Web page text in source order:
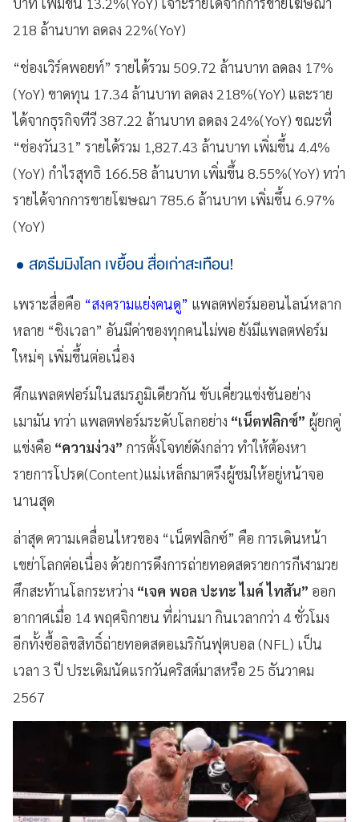
218 ล้านบาท ลดลง 22%(YoY)
“ช่องเวิร์คพอยท์” รายได้รวม 509.72 ล้านบาท ลดลง 17%
(YoY) ขาดทุน 17.34 ล้านบาท ลดลง 218%(YoY) และราย
ได้จากธุรกิจทีวี 387.22 ล้านบาท ลดลง 24%(YoY) ขณะที่
“ช่องวัน31” รายได้รวม 1,827.43 ล้านบาท เพิ่มขึ้น 4.4%
(YoY) กำไรสุทธิ 166.58 ล้านบาท เพิ่มขึ้น 8.55%(YoY) ทว่า
รายได้จากการขายโฆษณา 785.6 ล้านบาท เพิ่มขึ้น 6.97%
(YoY)
สตรีมมิงโลก เขยื้อน สื่อเก่าสะเทือน!
เพราะสื่อคือ “สงครามแย่งคนดู” แพลตฟอร์มออนไลน์หลาก
หลาย “ชิงเวลา” อันมีค่าของทุกคนไม่พอ ยังมีแพลตฟอร์ม
ใหม่ๆ เพิ่มขึ้นต่อเนื่อง
ศึกแพลตฟอร์มในสมรภูมิเดียวกัน ขับเคี่ยวแข่งขันอย่าง
เมามัน ทว่า แพลตฟอร์มระดับโลกอย่าง “เน็ตฟลิกซ์” ผู้ยกคู่
แข่งคือ “ความง่วง” การตั้งโจทย์ดังกล่าว ทำให้ต้องหา
รายการโปรด(Content)แม่เหล็กมาตรึงผู้ชมให้อยู่หน้าจอ
นานสุด
ล่าสุด ความเคลื่อนไหวของ “เน็ตฟลิกซ์” คือ การเดินหน้า
เขย่าโลกต่อเนื่อง ด้วยการดึงการถ่ายทอดสดรายการกีฬามวย
ศึกสะท้านโลกระหว่าง “เจค พอล ปะทะ ไมค์ ไทสัน” ออก
อากาศเมื่อ 14 พฤศจิกายน ที่ผ่านมา กินเวลากว่า 4 ชั่วโมง
อีกทั้งซื้อลิขสิทธิ์ถ่ายทอดสดอเมริกันฟุตบอล (NFL) เป็น
เวลา 3 ปี ประเดิมนัดแรกวันคริสต์มาสหรือ 25 ธันวาคม
2567